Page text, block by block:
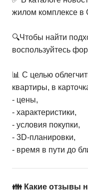
жилом комплексе в
🔍Чтобы найти
воспользуйтесь
📊 С целью
квартиры, в
- цены,
- характеристики,
- условия покупки,
- 3D-планировки,
- время в пути до
👪 Какие отзывы